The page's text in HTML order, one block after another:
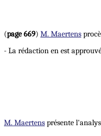
(page 669) M. Maertens
- La rédaction en est
M. Maertens présente